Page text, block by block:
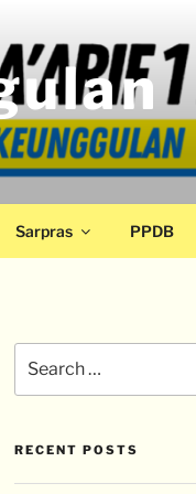
Sarpras PPDB
RECENT POSTS